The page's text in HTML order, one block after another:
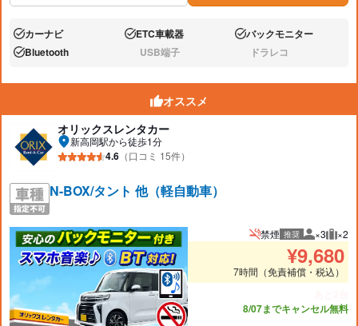
あり:カーナビ あり:ETC車載器 あり:バックモニター
あり:Bluetooth なし:USB端子 なし:ドラレコ
オススメ
オリックスレンタカー
新高岡駅から徒歩1分
4.6 （口コミ 15件）
N-BOX/タント 他（軽自動車）
禁煙 推奨 推奨人数
×3 推奨
×2
¥9,680
7時間（免責補償・税込）
8/07までキャンセル無料